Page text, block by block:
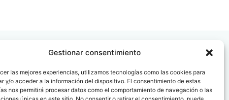
Gestionar consentimiento
las mejores experiencias, utilizamos tecnologías como las cookies para
y/o acceder a la información del dispositivo. El consentimiento de estas
nos permitirá procesar datos como el comportamiento de navegación o las